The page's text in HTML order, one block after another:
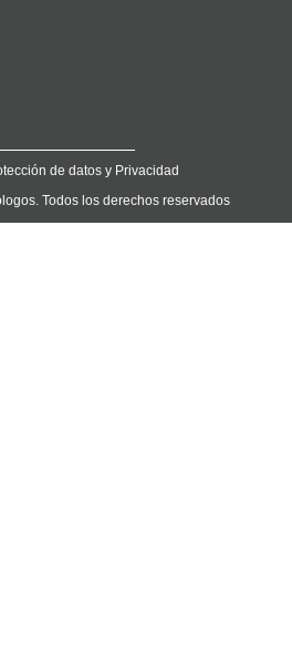
de datos y Privacidad
Todos los derechos reservados